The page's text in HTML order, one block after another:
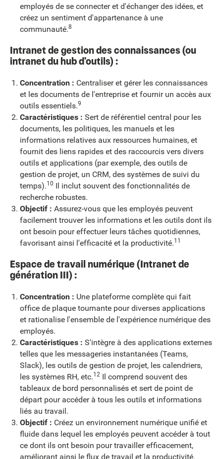
employés de se connecter et d'échanger des idées, et
créez un sentiment d'appartenance à une
communauté.8
Intranet de gestion des connaissances (ou
intranet du hub d'outils) :
Concentration : Centraliser et gérer les connaissances
et les documents de l'entreprise et fournir un accès aux
outils essentiels.9
Caractéristiques : Sert de référentiel central pour les
documents, les politiques, les manuels et les
informations relatives aux ressources humaines, et
fournit des liens rapides et des raccourcis vers divers
outils et applications (par exemple, des outils de
gestion de projet, un CRM, des systèmes de suivi du
temps).10 Il inclut souvent des fonctionnalités de
recherche robustes.
Objectif : Assurez-vous que les employés peuvent
facilement trouver les informations et les outils dont ils
ont besoin pour effectuer leurs tâches quotidiennes,
favorisant ainsi l'efficacité et la productivité.11
Espace de travail numérique (Intranet de
génération III) :
Concentration : Une plateforme complète qui fait
office de plaque tournante pour diverses applications
et rationalise l'ensemble de l'expérience numérique des
employés.
Caractéristiques : S'intègre à des applications externes
telles que les messageries instantanées (Teams,
Slack), les outils de gestion de projet, les calendriers,
les systèmes RH, etc.12Il comprend souvent des
tableaux de bord personnalisés et sert de point de
départ pour accéder à tous les outils et informations
liés au travail.
Objectif : Créez un environnement numérique unifié et
fluide dans lequel les employés peuvent accéder à tout
ce dont ils ont besoin pour travailler efficacement,
améliorant ainsi le flux de travail et la productivité.